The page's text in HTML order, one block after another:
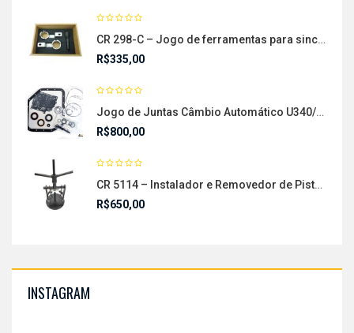
CR 298-C – Jogo de ferramentas para sincronismo das arvores de comandos de válvulas S-10
R$335,00
Jogo de Juntas Câmbio Automático U340/U341
R$800,00
CR 5114 – Instalador e Removedor de Pistão
R$650,00
INSTAGRAM